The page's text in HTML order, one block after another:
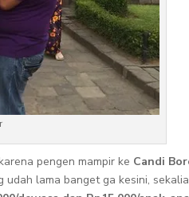
pengen mampir ke Candi
lama banget ga kesini,